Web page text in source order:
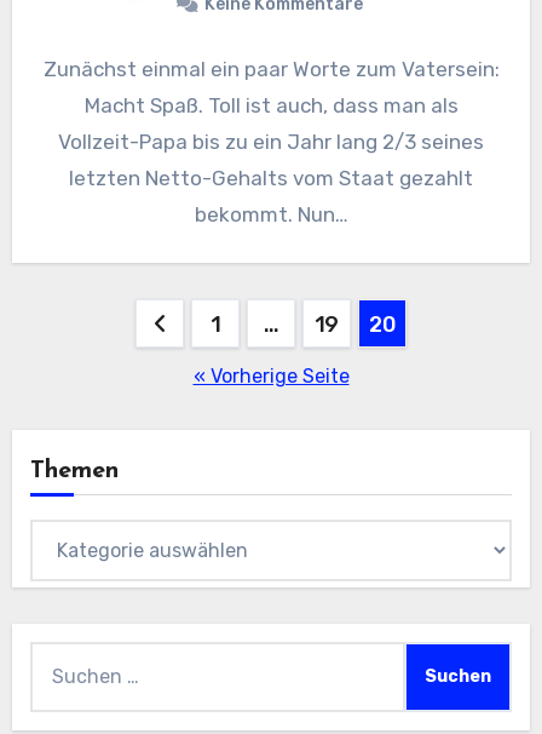
Keine Kommentare
Zunächst einmal ein paar Worte zum Vatersein:
Macht Spaß. Toll ist auch, dass man als
Vollzeit-Papa bis zu ein Jahr lang 2/3 seines
letzten Netto-Gehalts vom Staat gezahlt
bekommt. Nun…
Seitennummerierung
1 … 19 20
« Vorherige Seite
Themen
nach: